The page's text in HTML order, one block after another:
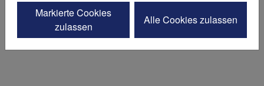
St. Marien-Hospital Mülheim an der Ruhr, Mülheim an der
Markierte Cookies
zulassen
Alle Cookies zulassen